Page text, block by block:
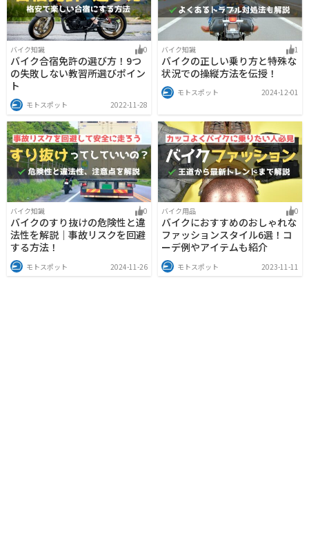
バイク知識 0
バイク合宿免許の選び方！9つ
の失敗しない教習所選びポイン
ト
モトスポット 2022-11-28
バイク知識 1
バイクの正しい乗り方と特殊な
状況での操縦方法を伝授！
モトスポット 2024-12-01
バイク知識 0
バイクのすり抜けの危険性と違
法性を解説｜事故リスクを回避
する方法！
モトスポット 2024-11-26
バイク用品 0
バイクにおすすめのおしゃれな
ファッションスタイル6選！コ
ーデ例やアイテムも紹介
モトスポット 2023-11-11